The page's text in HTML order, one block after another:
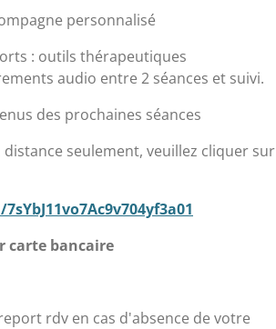
personnalisé
: outils thérapeutiques
audio entre 2 séances et suivi.
des prochaines séances
seulement, veuillez cliquer sur
carte bancaire
rdv en cas d'absence de votre